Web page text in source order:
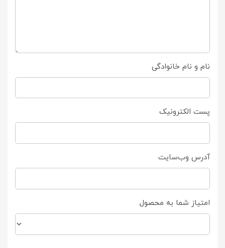
نام و نام خانوادگی
پست الکترونیک
آدرس وب‌سایت
امتیاز شما به محصول